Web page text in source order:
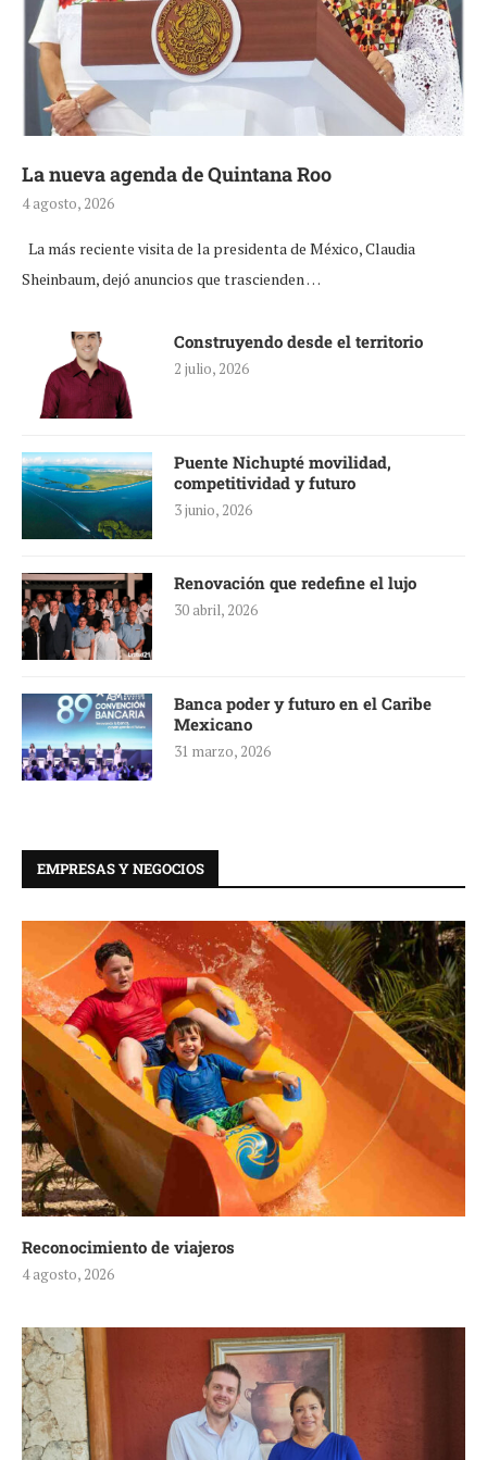
La nueva agenda de Quintana Roo
4 agosto, 2026
La más reciente visita de la presidenta de México, Claudia
Sheinbaum, dejó anuncios que trascienden …
Construyendo desde el territorio
2 julio, 2026
Puente Nichupté movilidad,
competitividad y futuro
3 junio, 2026
Renovación que redefine el lujo
30 abril, 2026
Banca poder y futuro en el Caribe
Mexicano
31 marzo, 2026
EMPRESAS Y NEGOCIOS
Reconocimiento de viajeros
4 agosto, 2026